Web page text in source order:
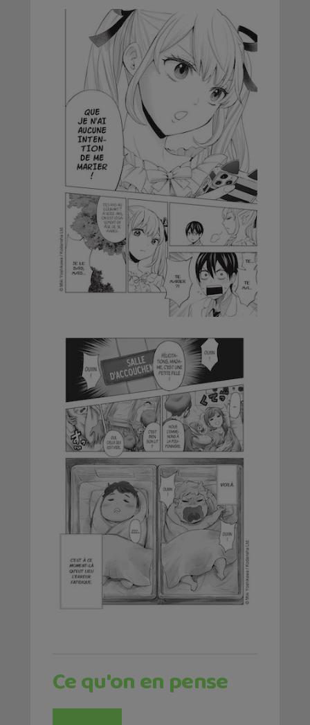
Ce qu'on en pense